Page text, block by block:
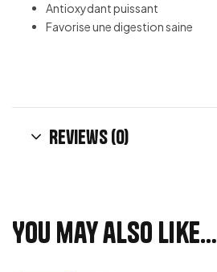
Antioxydant puissant
Favorise une digestion saine
Reviews (0)
You may also like…